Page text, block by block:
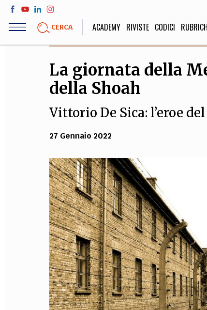
Salta
contenuto
CERCA ACADEMY RIVISTE CODICI
LIFE STYLE
Sport, Cucina, Viaggi,
umanistiche,
FILODIRITTO
La giornata della
della Shoah
Vittorio De Sica: l’eroe
27 Gennaio 2022